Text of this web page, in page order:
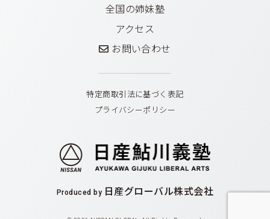
全国の姉妹塾
アクセス
お問い合わせ
特定商取引法に基づく表記
プライバシーポリシー
Produced by 日産グローバル株式会社